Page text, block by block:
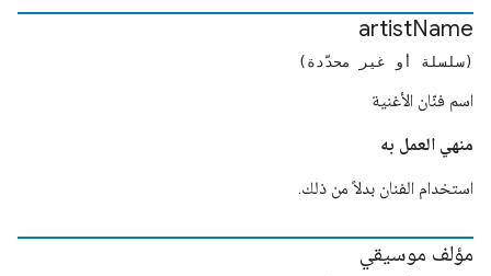
artistName
(سلسلة أو غير محدّدة)
اسم فنّان الأغنية
منهي العمل به
استخدام الفنان بدلاً من ذلك.
مؤلف موسيقي